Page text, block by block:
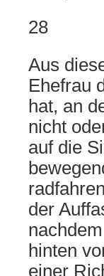
28
Aus
Ehefrau
hat, an
nicht
auf die
der
hinten
einer